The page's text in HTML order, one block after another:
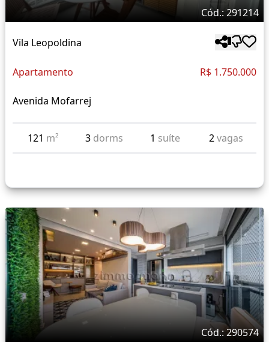
Cód.: 291214
Vila Leopoldina
Apartamento R$ 1.750.000
Avenida Mofarrej
121 m² 3 dorms 1 suíte 2vagas
Cód.: 290574